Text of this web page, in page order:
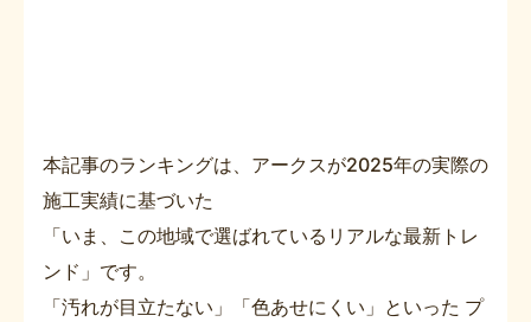
本記事のランキングは、アークスが2025年の実際の
施工実績に基づいた
「いま、この地域で選ばれているリアルな最新トレ
ンド」です。
「汚れが目立たない」「色あせにくい」といった プ